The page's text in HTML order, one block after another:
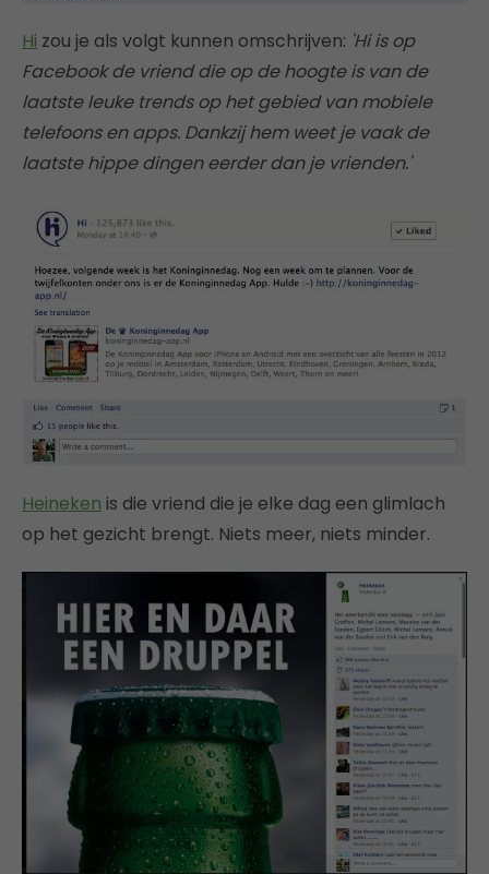
Hi zou je als volgt kunnen omschrijven: 'Hi is op
Facebook de vriend die op de hoogte is van de
laatste leuke trends op het gebied van mobiele
telefoons en apps. Dankzij hem weet je vaak de
laatste hippe dingen eerder dan je vrienden.'
Heineken is die vriend die je elke dag een glimlach
op het gezicht brengt. Niets meer, niets minder.